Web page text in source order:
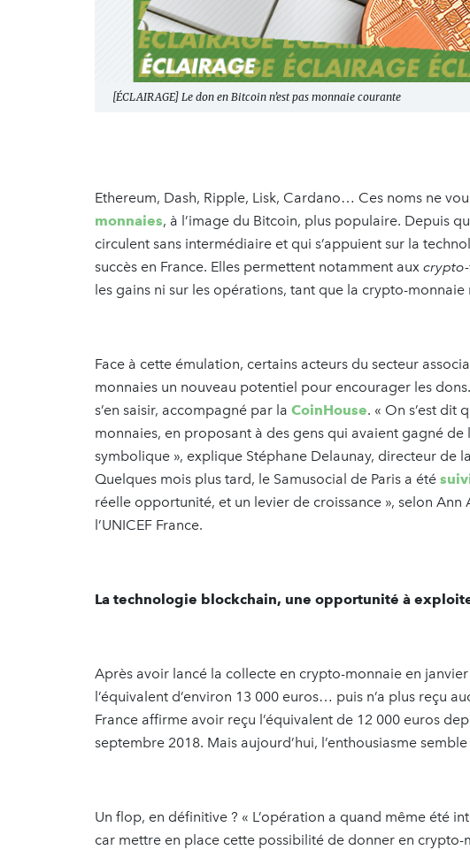
[ÉCLAIRAGE] Le don en Bitcoin n’est pas monnaie courante
Ethereum, Dash, Ripple, Lisk, Cardano… Ces noms ne
monnaies, à l’image du Bitcoin, plus populaire. Depuis
circulent sans intermédiaire et qui s’appuient sur la
succès en France. Elles permettent notamment aux
les gains ni sur les opérations, tant que la crypto-
Face à cette émulation, certains acteurs du secteur
monnaies un nouveau potentiel pour encourager les
s’en saisir, accompagné par la CoinHouse. « On s’est dit
monnaies, en proposant à des gens qui avaient gagné de
symbolique », explique Stéphane Delaunay, directeur de
Quelques mois plus tard, le Samusocial de Paris a été
réelle opportunité, et un levier de croissance », selon
l’UNICEF France.
La technologie blockchain, une opportunité à
Après avoir lancé la collecte en crypto-monnaie en
l’équivalent d’environ 13 000 euros… puis n’a plus reçu
France affirme avoir reçu l’équivalent de 12 000 euros
septembre 2018. Mais aujourd’hui, l’enthousiasme
Un flop, en définitive ? « L’opération a quand même été
car mettre en place cette possibilité de donner en crypto-